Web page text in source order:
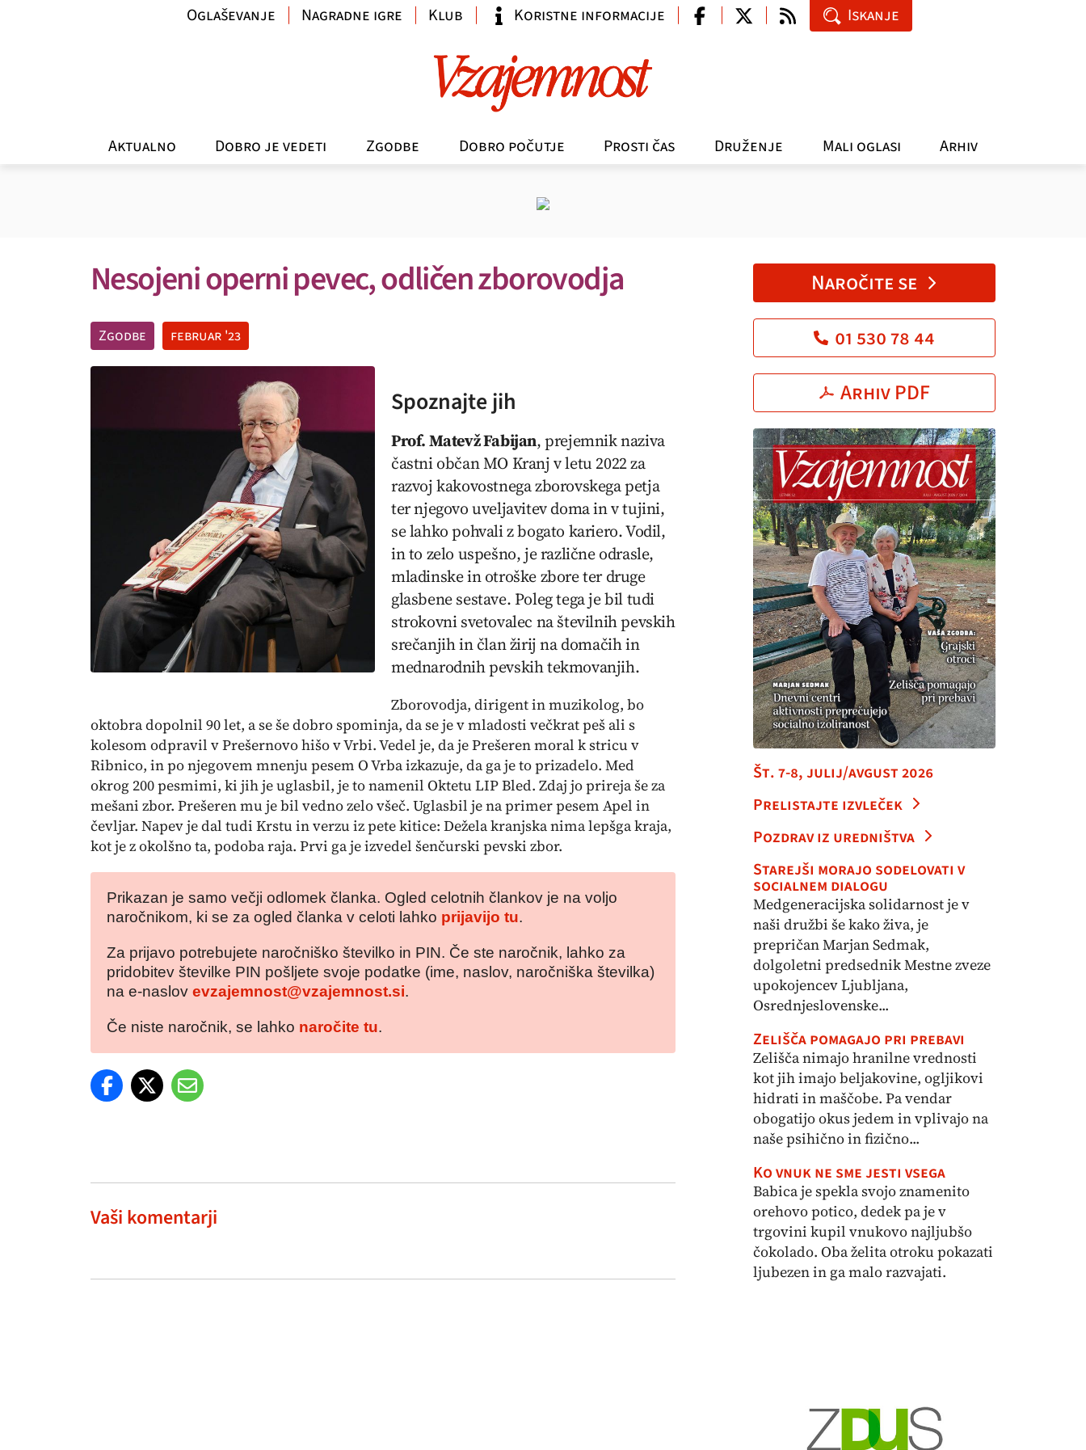
Aktualno Dobro je vedeti Zgodbe Dobro počutje Prosti čas Druženje Mali oglasi Arhiv
Oglaševanje Nagradne igre Klub Koristne informacije Iskanje
Nesojeni operni pevec, odličen zborovodja
Zgodbe februar '23
Spoznajte jih
Prof. Matevž Fabijan, prejemnik naziva
častni občan MO Kranj v letu 2022 za
razvoj kakovostnega zborovskega petja
ter njegovo uveljavitev doma in v tujini,
se lahko pohvali z bogato kariero. Vodil,
in to zelo uspešno, je različne odrasle,
mladinske in otroške zbore ter druge
glasbene sestave. Poleg tega je bil tudi
strokovni svetovalec na številnih pevskih
srečanjih in član žirij na domačih in
mednarodnih pevskih tekmovanjih.
Zborovodja, dirigent in muzikolog, bo
oktobra dopolnil 90 let, a se še dobro spominja, da se je v mladosti večkrat peš ali s
kolesom odpravil v Prešernovo hišo v Vrbi. Vedel je, da je Prešeren moral k stricu v
Ribnico, in po njegovem mnenju pesem O Vrba izkazuje, da ga je to prizadelo. Med
okrog 200 pesmimi, ki jih je uglasbil, je to namenil Oktetu LIP Bled. Zdaj jo prireja še za
mešani zbor. Prešeren mu je bil vedno zelo všeč. Uglasbil je na primer pesem Apel in
čevljar. Napev je dal tudi Krstu in verzu iz pete kitice: Dežela kranjska nima lepšga kraja,
kot je z okolšno ta, podoba raja. Prvi ga je izvedel šenčurski pevski zbor.
Prikazan je samo večji odlomek članka. Ogled celotnih člankov je na voljo
naročnikom, ki se za ogled članka v celoti lahko prijavijo tu.
Za prijavo potrebujete naročniško številko in PIN. Če ste naročnik, lahko za
pridobitev številke PIN pošljete svoje podatke (ime, naslov, naročniška številka)
na e-naslov evzajemnost@vzajemnost.si.
Če niste naročnik, se lahko naročite tu.
Vaši komentarji
Naročite se
01 530 78 44
Arhiv PDF
Št. 7-8, julij/avgust 2026
Prelistajte izvleček
Pozdrav iz uredništva
Starejši morajo sodelovati v
socialnem dialogu
Medgeneracijska solidarnost je v
naši družbi še kako živa, je
prepričan Marjan Sedmak,
dolgoletni predsednik Mestne zveze
upokojencev Ljubljana,
Osrednjeslovenske...
Zelišča pomagajo pri prebavi
Zelišča nimajo hranilne vrednosti
kot jih imajo beljakovine, ogljikovi
hidrati in maščobe. Pa vendar
obogatijo okus jedem in vplivajo na
naše psihično in fizično...
Ko vnuk ne sme jesti vsega
Babica je spekla svojo znamenito
orehovo potico, dedek pa je v
trgovini kupil vnukovo najljubšo
čokolado. Oba želita otroku pokazati
ljubezen in ga malo razvajati.